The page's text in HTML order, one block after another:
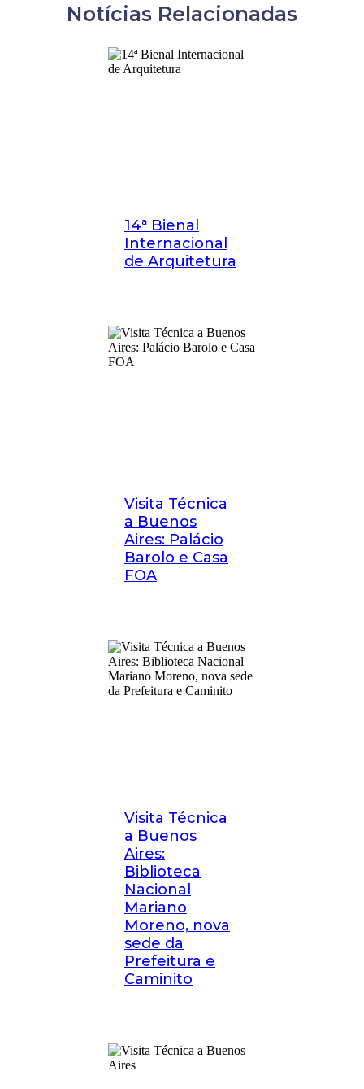
Notícias Relacionadas
14ª Bienal
Internacional
de Arquitetura
Visita Técnica
a Buenos
Aires: Palácio
Barolo e Casa
FOA
Visita Técnica
a Buenos
Aires:
Biblioteca
Nacional
Mariano
Moreno, nova
sede da
Prefeitura e
Caminito